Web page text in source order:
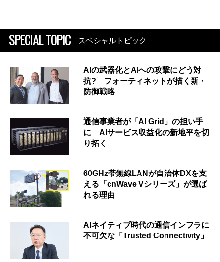
SPECIAL TOPIC スペシャルトピック
AIの武器化とAIへの攻撃にどう対
抗? フォーティネットが描く新・
防御戦略
通信事業者が「AI Grid」の担い手
に AIサービス収益化の新地平を切
り拓く
60GHz帯無線LANが自治体DXを支
える「cnWave Vシリーズ」が選ば
れる理由
AIネイティブ時代の通信インフラに
不可欠な「Trusted Connectivity」